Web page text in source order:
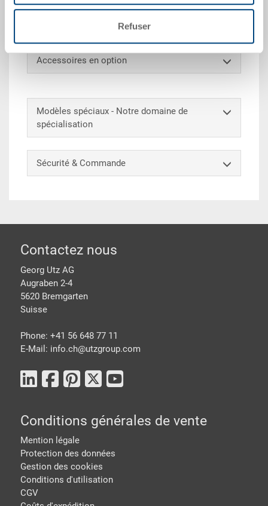
Refuser
fond plein, sans ouverture en bordure du fond, 2
patins longueur, gerbable
Accessoires en option
Modèles spéciaux - Notre domaine de
spécialisation
Sécurité & Commande
pied de page
Contactez nous
Georg Utz AG
Augraben 2-4
5620 Bremgarten
Suisse
Phone: +41 56 648 77 11
E-Mail: info.ch@utzgroup.com
Conditions générales de vente
Mention légale
Protection des données
Gestion des cookies
Conditions d'utilisation
CGV